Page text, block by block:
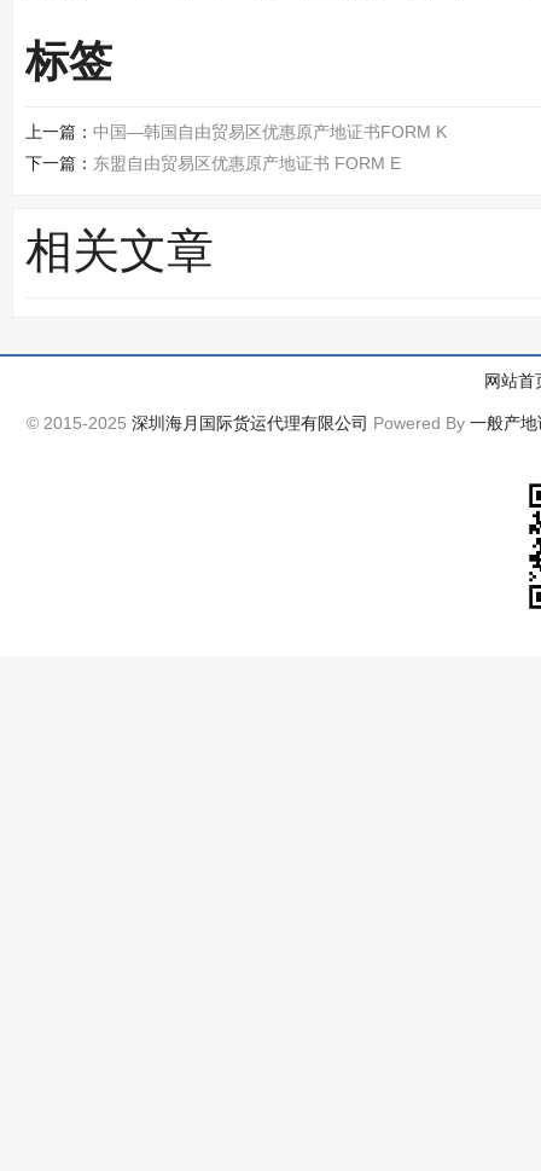
标签
上一篇： 中国—韩国自由贸易区优惠原产地证书FORM K
下一篇： 东盟自由贸易区优惠原产地证书 FORM E
相关文章
网站首
© 2015-2025深圳海月国际货运代理有限公司 Powered By一般产